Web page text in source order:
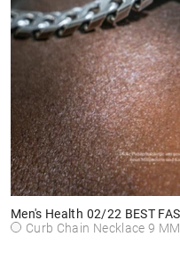
Men's Health 02/22 BEST
Curb Chain Necklace 9 MM